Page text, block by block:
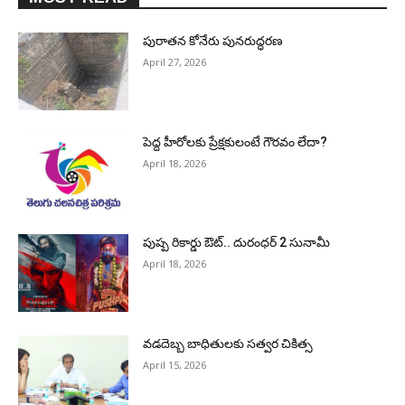
పురాత‌న కోనేరు పున‌రుద్ధ‌ర‌ణ
April 27, 2026
పెద్ద హీరోల‌కు ప్రేక్ష‌కులంటే గౌర‌వం లేదా?
April 18, 2026
పుష్ప రికార్డు ఔట్‌.. దురంధ‌ర్ 2 సునామీ
April 18, 2026
వడదెబ్బ బాధితులకు సత్వర చికిత్స
April 15, 2026